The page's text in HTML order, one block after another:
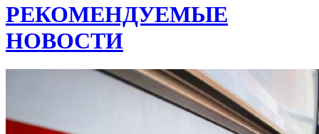
РЕКОМЕНДУЕМЫЕ
НОВОСТИ